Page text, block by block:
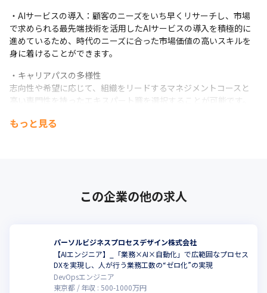
・AIサービスの導入：顧客のニーズをいち早くリサーチし、市場
で求められる最先端技術を活用したAIサービスの導入を積極的に
進めているため、時代のニーズに合った市場価値の高いスキルを
身に着けることができます。
・キャリアパスの多様性
志向性や希望に応じて、組織をリードするマネジメントコースと
高い専門性を持ったエキスパート職を選択することが可能です。
トとしてのキャリアの幅を広げ、活躍の機会を得ることも可能で
もっと見る
この企業の他の求人
パーソルビジネスプロセスデザイン株式会社
【AIエンジニア】_「業務×AI×自動化」で広範囲なプロセス
DXを実現し、人が行う業務工数の“ゼロ化”の実現
DevOpsエンジニア
東京都
年収 : 500-1000万円